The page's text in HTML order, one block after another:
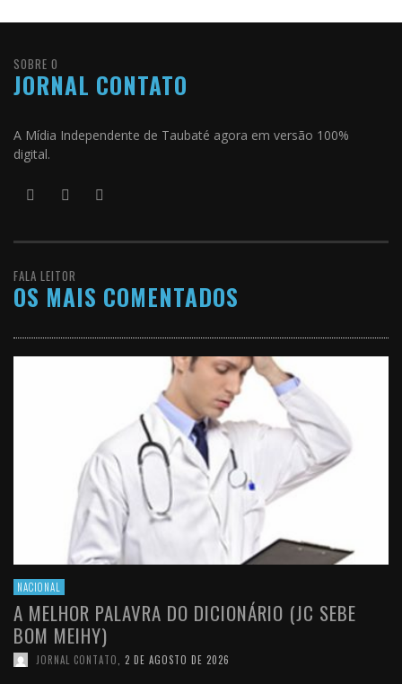
SOBRE O
JORNAL CONTATO
A Mídia Independente de Taubaté agora em versão 100%
digital.
FALA LEITOR
OS MAIS COMENTADOS
NACIONAL
A MELHOR PALAVRA DO DICIONÁRIO (JC SEBE
BOM MEIHY)
JORNAL CONTATO 2 DE AGOSTO DE 2026